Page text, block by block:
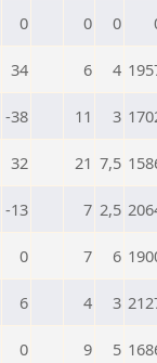
0 0 0
34 6 4
-38 11 3
32 21 7,5
-13 7 2,5
0 7 6
6 4 3
0 9 5